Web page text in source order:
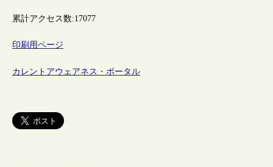
累計アクセス数:17077
印刷用ページ
カレントアウェアネス・ポータル